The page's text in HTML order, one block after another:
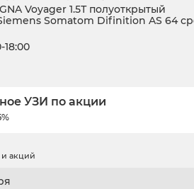
Voyager 1.5Т полуоткрытый
Somatom Difinition AS 64
18:00
УЗИ по акции
и акций